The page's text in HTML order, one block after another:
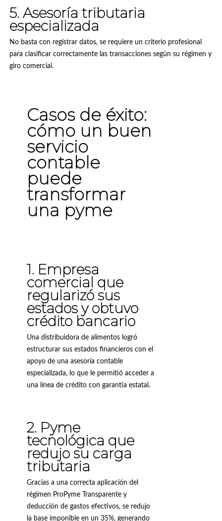
5. Asesoría tributaria
especializada
No basta con registrar datos, se requiere un criterio profesional
para clasificar correctamente las transacciones según su régimen y
giro comercial.
Casos de éxito:
cómo un buen
servicio
contable
puede
transformar
una pyme
1. Empresa
comercial que
regularizó sus
estados y obtuvo
crédito bancario
Una distribuidora de alimentos logró
estructurar sus estados financieros con el
apoyo de una asesoría contable
especializada, lo que le permitió acceder a
una línea de crédito con garantía estatal.
2. Pyme
tecnológica que
redujo su carga
tributaria
Gracias a una correcta aplicación del
régimen ProPyme Transparente y
deducción de gastos efectivos, se redujo
la base imponible en un 35%, generando